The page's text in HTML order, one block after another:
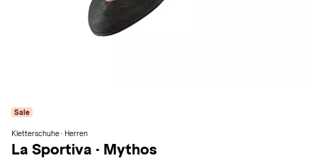
Sale
Kletterschuhe · Herren
La Sportiva · Mythos